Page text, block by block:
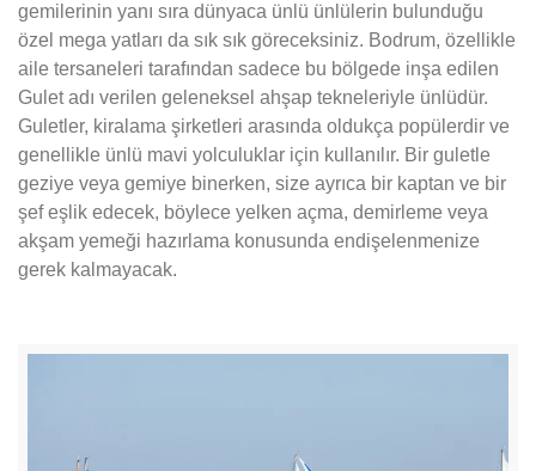
gemilerinin yanı sıra dünyaca ünlü ünlülerin bulunduğu
özel mega yatları da sık sık göreceksiniz. Bodrum, özellikle
aile tersaneleri tarafından sadece bu bölgede inşa edilen
Gulet adı verilen geleneksel ahşap tekneleriyle ünlüdür.
Guletler, kiralama şirketleri arasında oldukça popülerdir ve
genellikle ünlü mavi yolculuklar için kullanılır. Bir guletle
geziye veya gemiye binerken, size ayrıca bir kaptan ve bir
şef eşlik edecek, böylece yelken açma, demirleme veya
akşam yemeği hazırlama konusunda endişelenmenize
gerek kalmayacak.